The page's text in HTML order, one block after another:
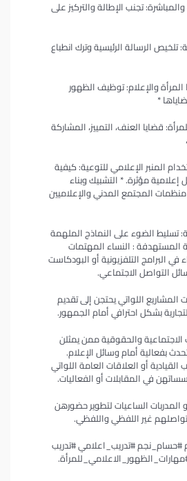
تجنب الإطالة والتركيز على
تلخيص الرسالة الرئيسية وترك انطباع
والإعلام: توظيف الظهور
*
قضايا العنف، التمييز، المشاركة
المنبر الإعلامي للتوعية: كيفية
إعلامية مؤثرة. * التشبيك وبناء
المجتمع المدني والإعلاميين
تسليط الضوء على النماذج الملهمة
المستهدفة : النساء المهتمات
البرامج التلفزيونية أو البودكاست
التواصل الاجتماعي.
المشاريع اللواتي يحتجن إلى تقديم
بشكل احترافي أمام الجمهور.
والحقوقية ممن يمثلن
بفعالية أمام وسائل الإعلام.
أو العلاقات العامة اللواتي
في المقابلات أو الفعاليات.
المدربات الساعيات لتطوير حضورهن
غير اللفظي واللفظي.
#تدريب_اعلامي #تدريب